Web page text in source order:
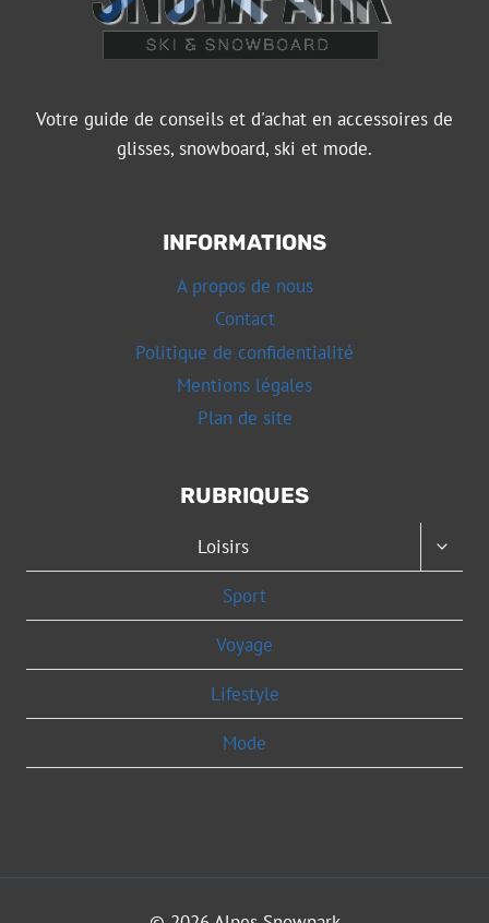
Votre guide de conseils et d'achat en accessoires de
glisses, snowboard, ski et mode.
INFORMATIONS
A propos de nous
Contact
Politique de confidentialité
Mentions légales
Plan de site
RUBRIQUES
Loisirs
Sport
Voyage
Lifestyle
Mode